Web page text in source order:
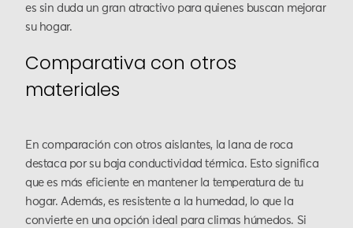
es sin duda un gran atractivo para quienes buscan mejorar
su hogar.
Comparativa con otros
materiales
En comparación con otros aislantes, la lana de roca
destaca por su baja conductividad térmica. Esto significa
que es más eficiente en mantener la temperatura de tu
hogar. Además, es resistente a la humedad, lo que la
convierte en una opción ideal para climas húmedos. Si